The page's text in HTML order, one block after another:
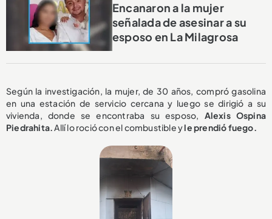
Encanaron a la mujer
señalada de asesinar a su
esposo en La Milagrosa
Según la investigación, la mujer, de 30 años, compró gasolina
en una estación de servicio cercana y luego se dirigió a su
vivienda, donde se encontraba su esposo, Alexis Ospina
Piedrahita.Allí lo roció con el combustible yle prendió fuego.